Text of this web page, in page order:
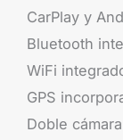
CarPlay y
Bluetooth
WiFi
GPS
Doble